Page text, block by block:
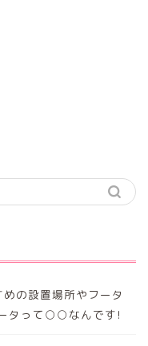
の設置場所やフータ
タって○○なんです!